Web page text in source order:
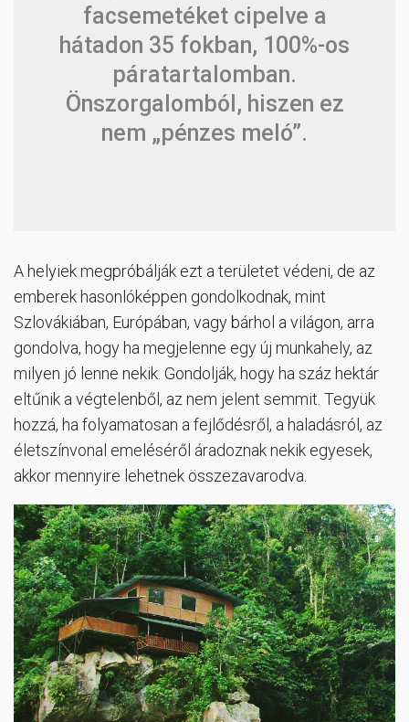
facsemetéket cipelve a
hátadon 35 fokban, 100%-os
páratartalomban.
Önszorgalomból, hiszen ez
nem „pénzes meló”.
A helyiek megpróbálják ezt a területet védeni, de az
emberek hasonlóképpen gondolkodnak, mint
Szlovákiában, Európában, vagy bárhol a világon, arra
gondolva, hogy ha megjelenne egy új munkahely, az
milyen jó lenne nekik. Gondolják, hogy ha száz hektár
eltűnik a végtelenből, az nem jelent semmit. Tegyük
hozzá, ha folyamatosan a fejlődésről, a haladásról, az
életszínvonal emeléséről áradoznak nekik egyesek,
akkor mennyire lehetnek összezavarodva.